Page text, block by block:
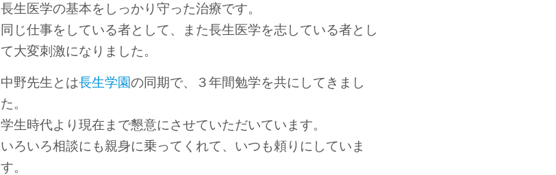
長生医学の基本をしっかり守った治療です。
同じ仕事をしている者として、また長生医学を志している者とし
て大変刺激になりました。
中野先生とは長生学園の同期で、３年間勉学を共にしてきまし
た。
学生時代より現在まで懇意にさせていただいています。
いろいろ相談にも親身に乗ってくれて、いつも頼りにしていま
す。